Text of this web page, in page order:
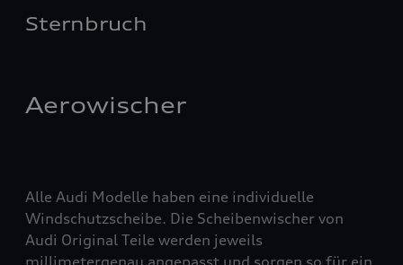
Sternbruch
Aerowischer
Alle Audi Modelle haben eine individuelle
Windschutzscheibe. Die Scheibenwischer von
Audi Original Teile werden jeweils
millimetergenau angepasst und sorgen so für ein